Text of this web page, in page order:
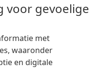
voor gevoelige
met
waaronder
en digitale